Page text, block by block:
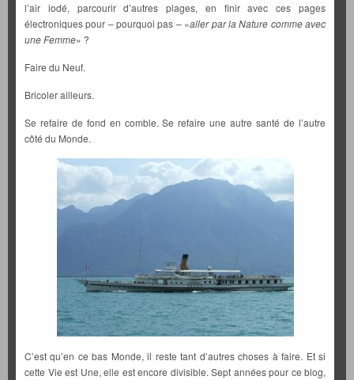
l’air iodé, parcourir d’autres plages, en finir avec ces pages
électroniques pour – pourquoi pas – «aller par la Nature comme avec
une Femme» ?
Faire du Neuf.
Bricoler ailleurs.
Se refaire de fond en comble. Se refaire une autre santé de l’autre
côté du Monde.
C’est qu’en ce bas Monde, il reste tant d’autres choses à faire. Et si
cette Vie est Une, elle est encore divisible. Sept années pour ce blog,